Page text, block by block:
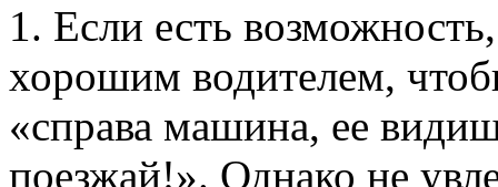
1. Если есть
хорошим водителем,
«справа машина, ее
поезжай!». Однако не